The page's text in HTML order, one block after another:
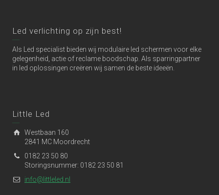
Led verlichting op zijn best!
Als Led specialist bieden wij modulaire led schermen voor elke
gelegenheid, actie of reclame boodschap. Als sparringpartner
in led oplossingen creëren wij samen de beste ideeën.
Little Led
Westbaan 160
2841 MC Moordrecht
0182 23 50 80
Storingsnummer: 0182 23 50 81
info@littleled.nl